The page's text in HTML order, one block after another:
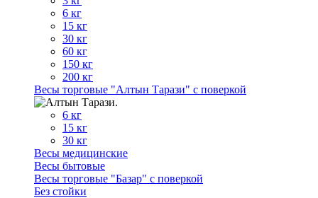
6 кг
15 кг
30 кг
60 кг
150 кг
200 кг
Весы торговые "Алтын Тарази" с поверкой
6 кг
15 кг
30 кг
Весы медицинские
Весы бытовые
Весы торговые "Базар" с поверкой
Без стойки